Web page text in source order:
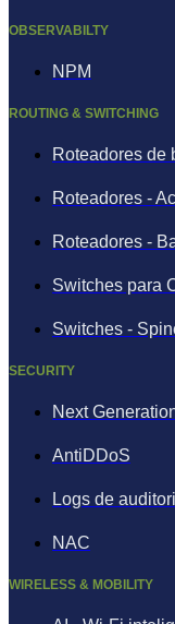
OBSERVABILTY
NPM
ROUTING & SWITCHING
Roteadores de
Roteadores -
Roteadores -
Switches para
Switches -
SECURITY
Next
AntiDDoS
Logs de
NAC
WIRELESS & MOBILITY